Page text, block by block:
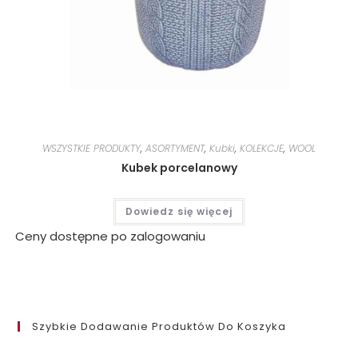
WSZYSTKIE PRODUKTY, ASORTYMENT, Kubki, KOLEKCJE, WOOL
Kubek porcelanowy
Dowiedz się więcej
Ceny dostępne po zalogowaniu
Szybkie Dodawanie Produktów Do Koszyka